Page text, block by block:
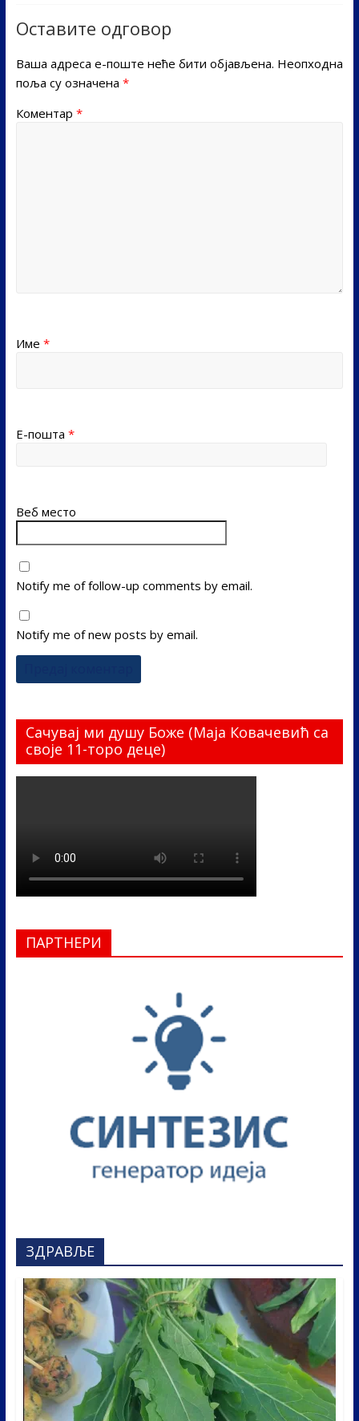
Оставите одговор
Ваша адреса е-поште неће бити објављена. Неопходна
поља су означена *
Коментар *
Име *
Е-пошта *
Веб место
Notify me of follow-up comments by email.
Notify me of new posts by email.
Сачувај ми душу Боже (Маја Ковачевић са
своје 11-торо деце)
ПАРТНЕРИ
ЗДРАВЉЕ